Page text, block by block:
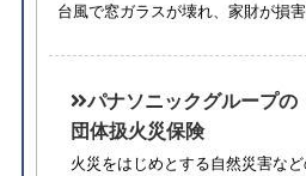
台風で窓ガラスが壊れ、家財が損
パナソニックグループの
団体扱火災保険
火災をはじめとする自然災害な